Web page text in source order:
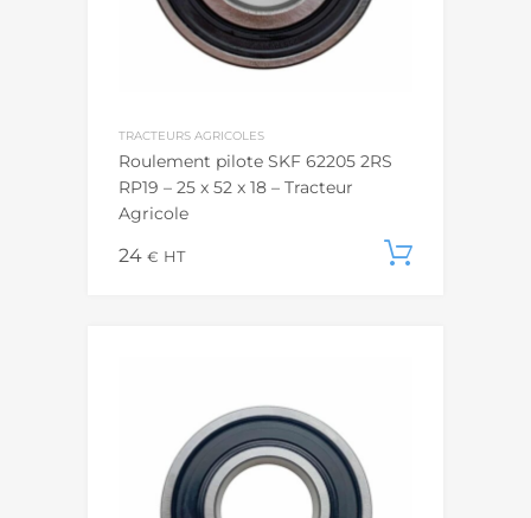
TRACTEURS AGRICOLES
Roulement pilote SKF 62205 2RS
RP19 – 25 x 52 x 18 – Tracteur
Agricole
24 € HT